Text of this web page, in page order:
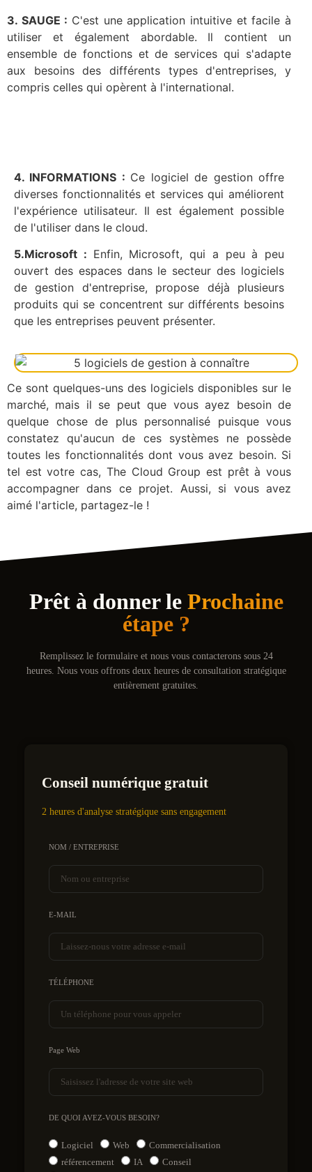
3. SAUGE : C'est une application intuitive et facile à
utiliser et également abordable. Il contient un
ensemble de fonctions et de services qui s'adapte
aux besoins des différents types d'entreprises, y
compris celles qui opèrent à l'international.
4. INFORMATIONS : Ce logiciel de gestion offre
diverses fonctionnalités et services qui améliorent
l'expérience utilisateur. Il est également possible
de l'utiliser dans le cloud.
5.Microsoft : Enfin, Microsoft, qui a peu à peu
ouvert des espaces dans le secteur des logiciels
de gestion d'entreprise, propose déjà plusieurs
produits qui se concentrent sur différents besoins
que les entreprises peuvent présenter.
Ce sont quelques-uns des logiciels disponibles sur le
marché, mais il se peut que vous ayez besoin de
quelque chose de plus personnalisé puisque vous
constatez qu'aucun de ces systèmes ne possède
toutes les fonctionnalités dont vous avez besoin. Si
tel est votre cas, The Cloud Group est prêt à vous
accompagner dans ce projet. Aussi, si vous avez
aimé l'article, partagez-le !
Prêt à donner le Prochaine
étape ?
Remplissez le formulaire et nous vous contacterons sous 24
heures. Nous vous offrons deux heures de consultation stratégique
entièrement gratuites.
Conseil numérique gratuit
2 heures d'analyse stratégique sans engagement
NOM / ENTREPRISE
E-MAIL
TÉLÉPHONE
Page Web
DE QUOI AVEZ-VOUS BESOIN?
Logiciel Web
Commercialisation
référencement
IA
Conseil